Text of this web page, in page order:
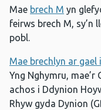
Mae brech M yn
feirws brech M, sy’n
pobl.
Mae brechlyn ar
Yng Nghymru, mae’r
achos i Ddynion
Rhyw gyda Dynion